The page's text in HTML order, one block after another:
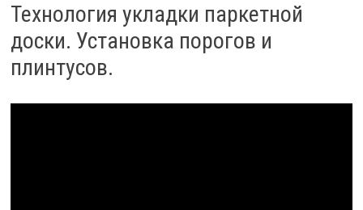
Технология укладки паркетной
доски. Установка порогов и
плинтусов.